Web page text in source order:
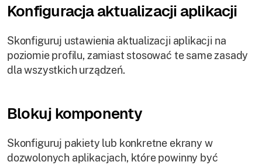
Konfiguracja aktualizacji aplikacji
Skonfiguruj ustawienia aktualizacji aplikacji na
poziomie profilu, zamiast stosować te same zasady
dla wszystkich urządzeń.
Blokuj komponenty
Skonfiguruj pakiety lub konkretne ekrany w
dozwolonych aplikacjach, które powinny być